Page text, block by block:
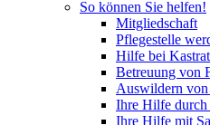
So können Sie helfen!
Mitgliedschaft
Pflegestelle
Hilfe bei
Betreuung von
Auswildern von
Ihre Hilfe durch
Ihre Hilfe mit